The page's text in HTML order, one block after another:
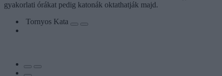
gyakorlati órákat pedig katonák oktathatják majd.
Tornyos Kata